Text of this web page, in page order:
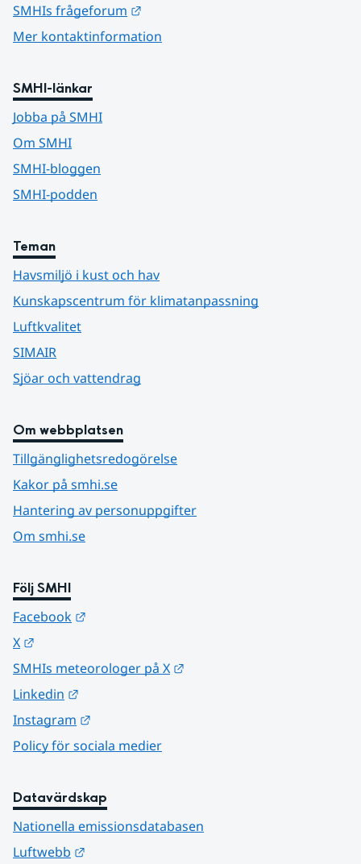
SMHIs frågeforum
Mer kontaktinformation
SMHI-länkar
Jobba på SMHI
Om SMHI
SMHI-bloggen
SMHI-podden
Teman
Havsmiljö i kust och hav
Kunskapscentrum för klimatanpassning
Luftkvalitet
SIMAIR
Sjöar och vattendrag
Om webbplatsen
Tillgänglighetsredogörelse
Kakor på smhi.se
Hantering av personuppgifter
Om smhi.se
Följ SMHI
Facebook
X
SMHIs meteorologer på X
Linkedin
Instagram
Policy för sociala medier
Datavärdskap
Nationella emissionsdatabasen
Luftwebb